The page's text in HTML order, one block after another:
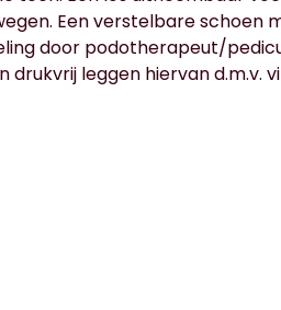
Een verstelbare
door podotherapeut/
drukvrij leggen hiervan d.m.v.